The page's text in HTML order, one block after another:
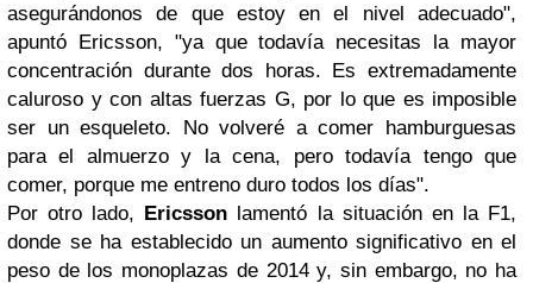
asegurándonos de que estoy en el nivel adecuado",
apuntó Ericsson, "ya que todavía necesitas la mayor
concentración durante dos horas. Es extremadamente
caluroso y con altas fuerzas G, por lo que es imposible
ser un esqueleto. No volveré a comer hamburguesas
para el almuerzo y la cena, pero todavía tengo que
comer, porque me entreno duro todos los días".
Por otro lado, Ericsson lamentó la situación en la F1,
donde se ha establecido un aumento significativo en el
peso de los monoplazas de 2014 y, sin embargo, no ha